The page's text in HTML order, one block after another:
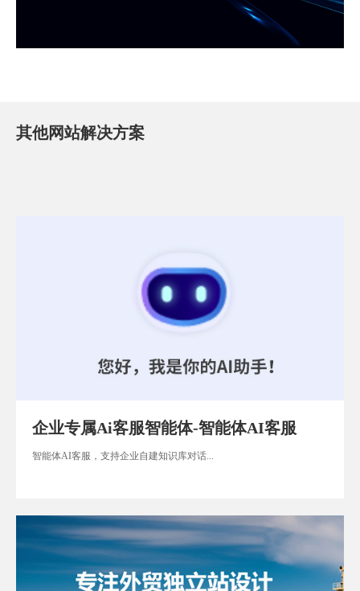
其他网站解决方案
企业专属Ai客服智能体-智能体AI客服
智能体AI客服，支持企业自建知识库对话...